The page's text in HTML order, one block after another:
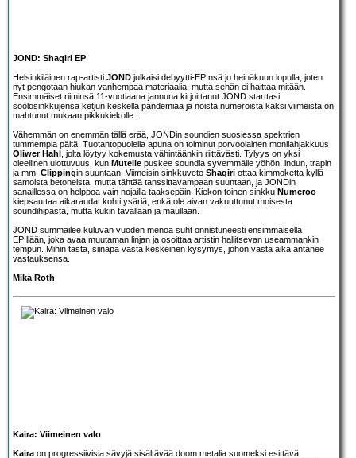
JOND: Shaqiri EP
Helsinkiläinen rap-artisti JOND julkaisi debyytti-EP:nsä jo heinäkuun lopulla, joten
nyt pengotaan hiukan vanhempaa materiaalia, mutta sehän ei haittaa mitään.
Ensimmäiset riiminsä 11-vuotiaana jannuna kirjoittanut JOND starttasi
soolosinkkujensa ketjun keskellä pandemiaa ja noista numeroista kaksi viimeistä on
mahtunut mukaan pikkukiekolle.
Vähemmän on enemmän tällä erää, JONDin soundien suosiessa spektrien
tummempia päitä. Tuotantopuolella apuna on toiminut porvoolainen monilahjakkuus
Oliwer Hahl , jolta löytyy kokemusta vähintäänkin riittävästi. Tylyys on yksi
oleellinen ulottuvuus, kun Mutelle puskee soundia syvemmälle yöhön, indun, trapin
ja mm. Clippingin suuntaan. Viimeisin sinkkuveto Shaqiri ottaa kimmoketta kyllä
samoista betoneista, mutta tähtää tanssittavampaan suuntaan, ja JONDin
sanaillessa on helppoa vain nojailla taaksepäin. Kiekon toinen sinkku Numeroo
kiepsauttaa aikaraudat kohti ysäriä, enkä ole aivan vakuuttunut moisesta
soundihipasta, mutta kukin tavallaan ja maullaan.
JOND summailee kuluvan vuoden menoa suht onnistuneesti ensimmäisellä
EP:llään, joka avaa muutaman linjan ja osoittaa artistin hallitsevan useammankin
tempun. Mihin tästä, siinäpä vasta keskeinen kysymys, johon vasta aika antanee
vastauksensa.
Mika Roth
Kaira: Viimeinen valo
Kaira on progressiivisia sävyjä sisältävää doom metalia suomeksi esittävä